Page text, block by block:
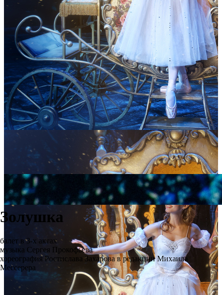
Золушка
балет в 3-х актах
музыка Сергея Прокофьева
хореография Ростислава Захарова в редакции Михаила
Мессерера